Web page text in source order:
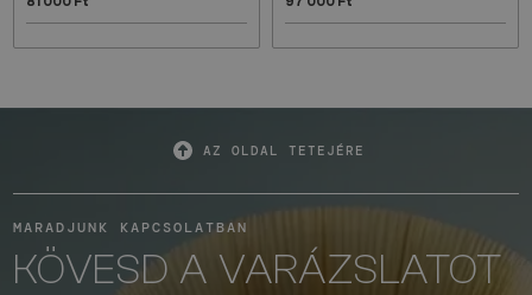
AZ OLDAL TETEJÉRE
MARADJUNK KAPCSOLATBAN
KÖVESD A VARÁZSLATOT